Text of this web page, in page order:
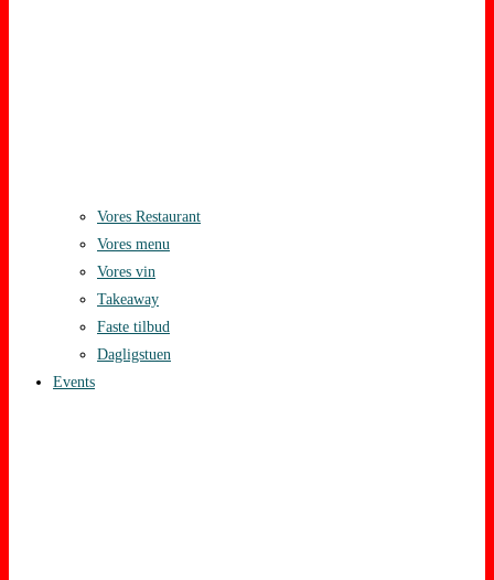
Vores Restaurant
Vores menu
Vores vin
Takeaway
Faste tilbud
Dagligstuen
Events